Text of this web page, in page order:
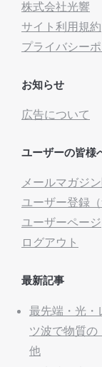
株式会社光響
サイト利用規約
プライバシー
お知らせ
広告について
ユーザーの皆様
メールマガジ
ユーザー登録（
ユーザーページ
ログアウト
最新記事
最先端・光・
ツ波で物質の
他